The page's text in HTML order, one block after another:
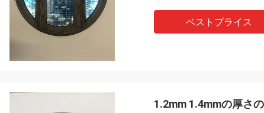
ベストプライス
1.2mm 1.4mmの厚さ